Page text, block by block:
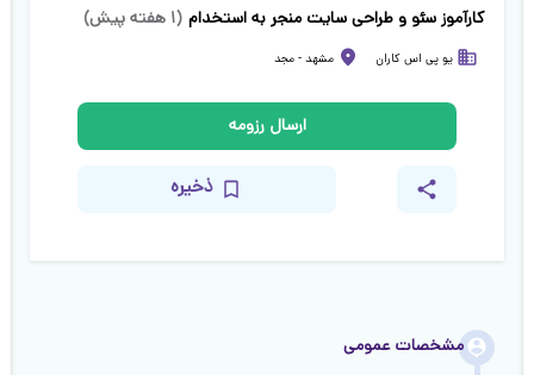
کارآموز سئو و طراحی سایت منجر به استخدام (۱ هفته پیش )
یو پی اس کاران مشهد - مجد
ارسال رزومه
ذخیره
مشخصات عمومی